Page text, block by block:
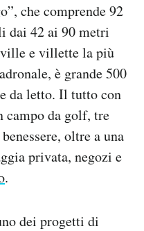
che comprende 92
dai 42 ai 90 metri
ville e villette la più
è grande 500
da letto. Il tutto con
campo da golf, tre
oltre a una
privata, negozi e
.
dei progetti di